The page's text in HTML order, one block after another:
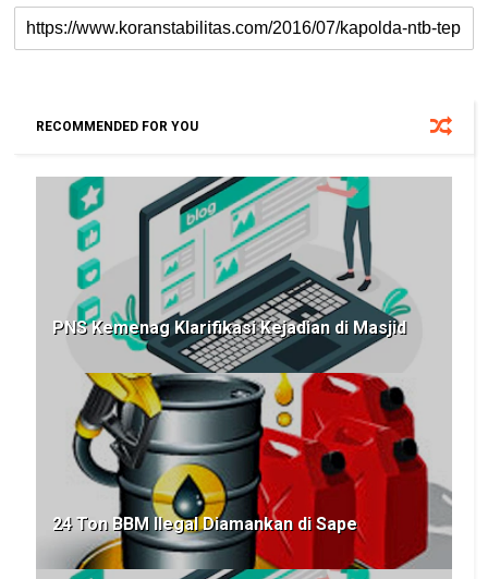
RECOMMENDED FOR YOU
PNS Kemenag Klarifikasi Kejadian di Masjid
24 Ton BBM Ilegal Diamankan di Sape